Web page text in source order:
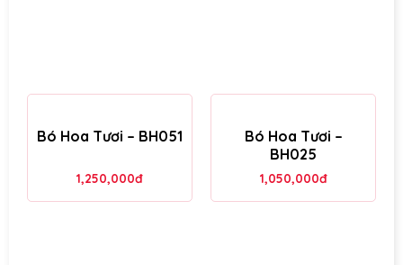
Bó Hoa Tươi – BH051
1,250,000đ
Bó Hoa Tươi –
BH025
1,050,000đ